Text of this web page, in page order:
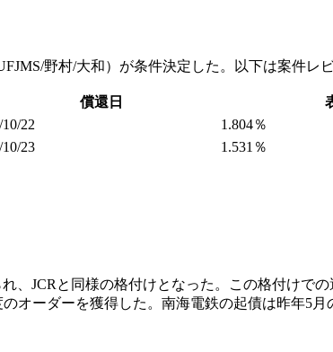
野村/大和）が条件決定した。以下は案件レビ
償還日
22 1.804％
10/23 1.531％
JCRと同様の格付けとなった。この格付けで
オーダーを獲得した。南海電鉄の起債は昨年5